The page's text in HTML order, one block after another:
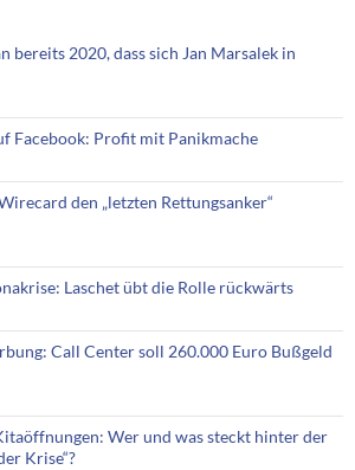
bereits 2020, dass sich Jan Marsalek in
Facebook: Profit mit Panikmache
den „letzten Rettungsanker“
Laschet übt die Rolle rückwärts
Call Center soll 260.000 Euro Bußgeld
Wer und was steckt hinter der
Krise“?